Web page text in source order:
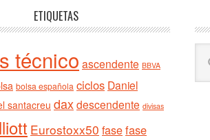
ETIQUETAS
técnico ascendente BBVA
bolsa española ciclos Daniel
santacreu daxdescendente divisas
Eurostoxx50 fasefase